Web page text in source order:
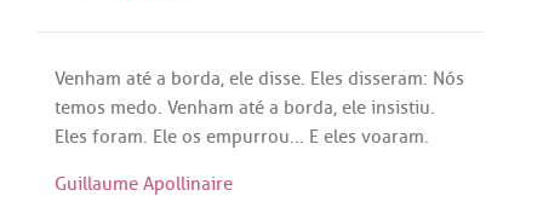
Venham até a borda, ele disse. Eles disseram: Nós
temos medo. Venham até a borda, ele insistiu.
Eles foram. Ele os empurrou... E eles voaram.
Guillaume Apollinaire